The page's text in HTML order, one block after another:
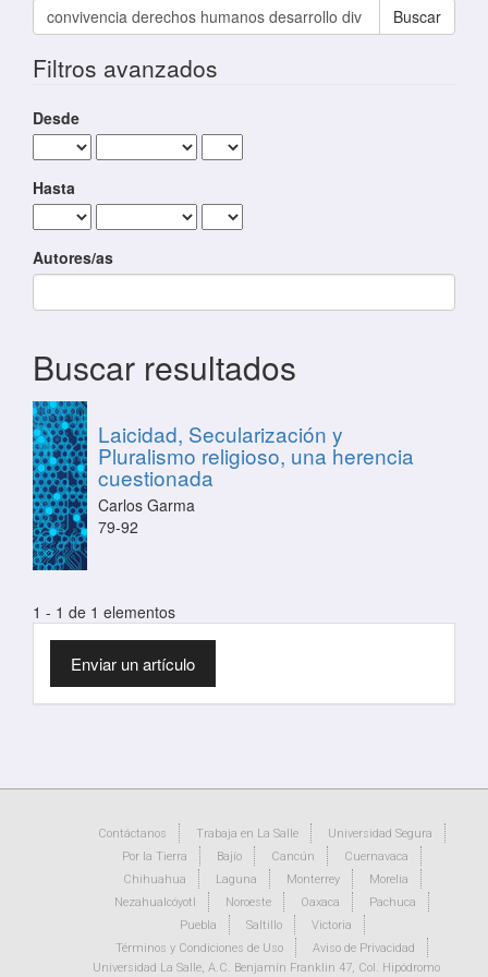
Buscar artículos por
Filtros avanzados
Desde
Hasta
Autores/as
Buscar resultados
Laicidad, Secularización y
Pluralismo religioso, una herencia
cuestionada
Carlos Garma
79-92
1 - 1 de 1 elementos
Enviar
un
artículo
Enviar un artículo
Contáctanos Trabaja en La Salle
Universidad Segura
Por la Tierra
Bajío Cancún
Cuernavaca
Chihuahua
Laguna Monterrey
Morelia
Nezahualcóyotl
Noroeste Oaxaca
Pachuca
Puebla
Saltillo
Victoria
Términos y Condiciones de Uso
Aviso de Privacidad
Universidad La Salle, A.C. Benjamín Franklin 47, Col. Hipódromo